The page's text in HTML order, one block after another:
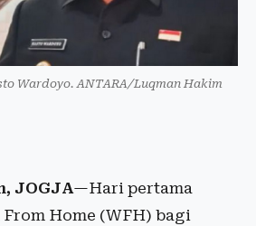
Wardoyo. ANTARA/Luqman Hakim
JOGJA—Hari pertama
Home (WFH) bagi